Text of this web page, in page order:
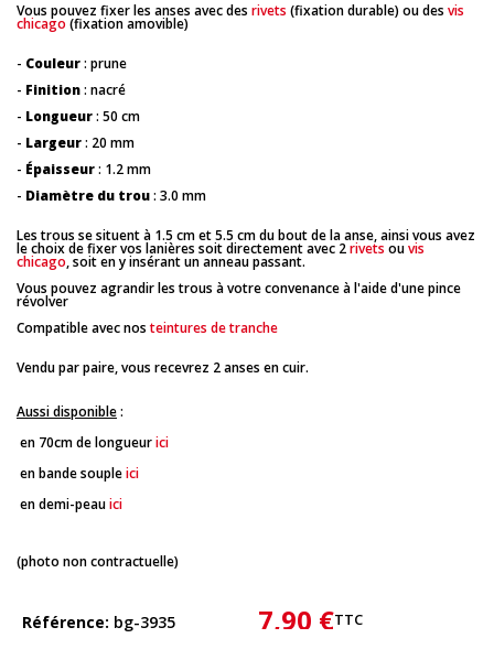
Vous pouvez fixer les anses avec des rivets (fixation durable) ou des vis
chicago (fixation amovible)
- Couleur: prune
- Finition: nacré
- Longueur: 50 cm
- Largeur: 20 mm
- Épaisseur: 1.2 mm
- Diamètre du trou: 3.0 mm
Les trous se situent à 1.5 cm et 5.5 cm du bout de la anse, ainsi vous avez
le choix de fixer vos lanières soit directement avec 2rivets ouvis
chicago, soit en y insérant un anneau passant.
Vous pouvez agrandir les trous à votre convenance à l'aide d'une pince
révolver
Compatible avec nosteintures de tranche
Vendu par paire, vous recevrez 2 anses en cuir.
Aussi disponible:
en 70cm de longueurici
en bande soupleici
en demi-peauici
(photo non contractuelle)
Référence bg-3935 7,90 €TTC